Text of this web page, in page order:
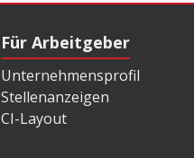
Für Arbeitgeber
Unternehmensprofil
Stellenanzeigen
CI-Layout